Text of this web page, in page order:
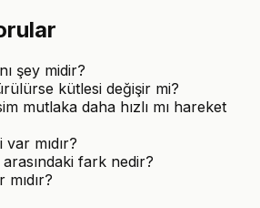
şey midir?
kütlesi değişir mi?
mutlaka daha hızlı mı hareket
mıdır?
fark nedir?